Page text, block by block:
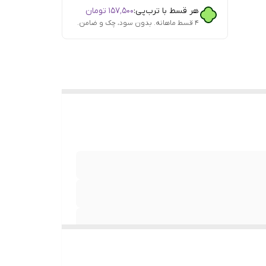
هر قسط با ترب‌پی:۱۵۷٬۵۰۰ تومان
۴ قسط ماهانه. بدون سود، چک و ضامن.